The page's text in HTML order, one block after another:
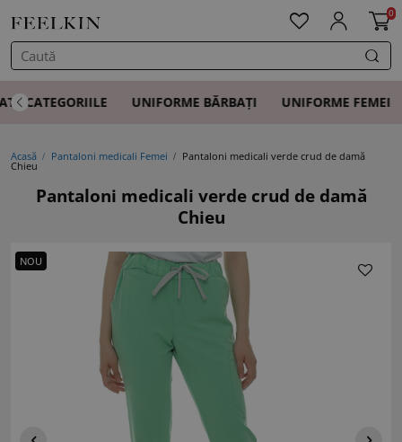
0
CATEGORIILE UNIFORME BĂRBAȚI UNIFORME FEMEI
Acasă Pantaloni medicali Femei Pantaloni medicali verde crud de damă
Chieu
Pantaloni medicali verde crud de damă
Chieu
NOU